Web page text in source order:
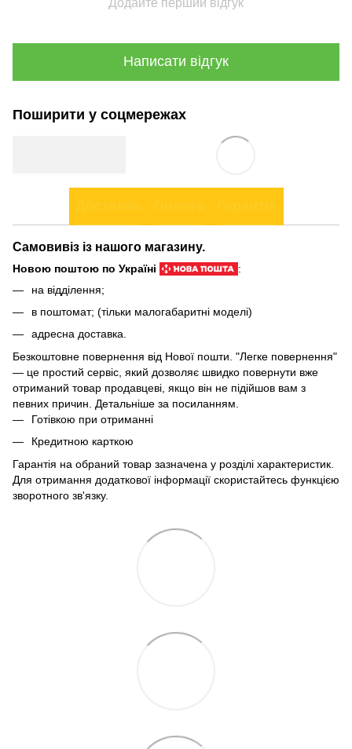
Написати відгук
Поширити у соцмережах
Самовивіз із нашого магазину.
Новою поштою по Україні
:
на відділення;
в поштомат; (тільки малогабаритні моделі)
адресна доставка.
Безкоштовне повернення від Нової пошти. "Легке повернення"
— це простий сервіс, який дозволяє швидко повернути вже
отриманий товар продавцеві, якщо він не підійшов вам з
певних причин. Детальніше за посиланням
Готівкою при отриманні
Кредитною карткою
Гарантія на обраний товар зазначена у розділі характеристик.
Для отримання додаткової інформації скористайтесь функцією
зворотного зв'язку.